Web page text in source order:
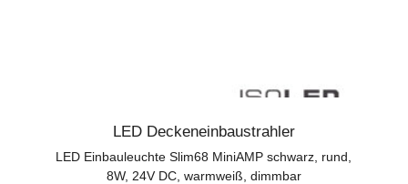
LED Deckeneinbaustrahler
LED Einbauleuchte Slim68 MiniAMP schwarz, rund,
8W, 24V DC, warmweiß, dimmbar